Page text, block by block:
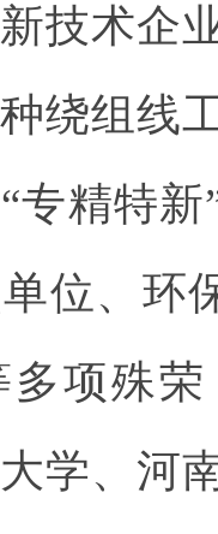
技术企
绕组线
专精特
位、环
多项殊
学、河